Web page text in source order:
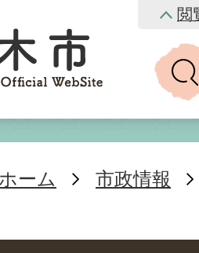
閲
ホーム 市政情報